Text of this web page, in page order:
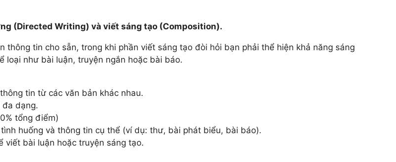
(Directed Writing) và viết sáng tạo (Composition).
tin cho sẵn, trong khi phần viết sáng tạo đòi hỏi bạn phải thể hiện khả năng sáng
loại như bài luận, truyện ngắn hoặc bài báo.
tin từ các văn bản khác nhau.
dạng.
tổng điểm)
huống và thông tin cụ thể (ví dụ: thư, bài phát biểu, bài báo).
viết bài luận hoặc truyện sáng tạo.